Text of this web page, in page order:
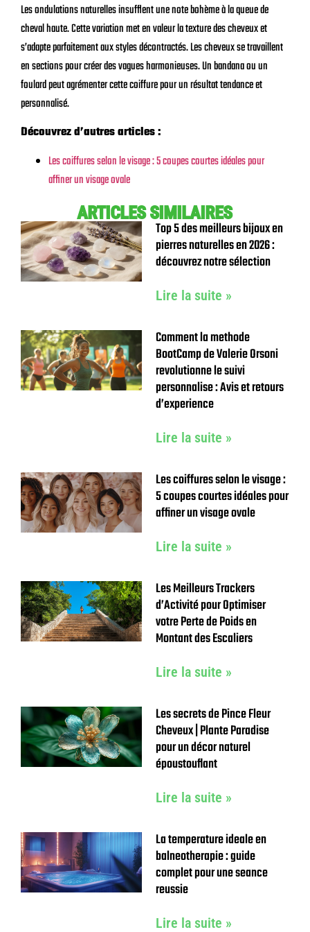
Les ondulations naturelles insufflent une note bohème à la queue de
cheval haute. Cette variation met en valeur la texture des cheveux et
s’adapte parfaitement aux styles décontractés. Les cheveux se travaillent
en sections pour créer des vagues harmonieuses. Un bandana ou un
foulard peut agrémenter cette coiffure pour un résultat tendance et
personnalisé.
Découvrez d’autres articles :
Les coiffures selon le visage : 5 coupes courtes idéales pour
affiner un visage ovale
ARTICLES SIMILAIRES
Top 5 des meilleurs bijoux en
pierres naturelles en 2026 :
découvrez notre sélection
Lire la suite »
Comment la methode
BootCamp de Valerie Orsoni
revolutionne le suivi
personnalise : Avis et retours
d’experience
Lire la suite »
Les coiffures selon le visage :
5 coupes courtes idéales pour
affiner un visage ovale
Lire la suite »
Les Meilleurs Trackers
d’Activité pour Optimiser
votre Perte de Poids en
Montant des Escaliers
Lire la suite »
Les secrets de Pince Fleur
Cheveux | Plante Paradise
pour un décor naturel
époustouflant
Lire la suite »
La temperature ideale en
balneotherapie : guide
complet pour une seance
reussie
Lire la suite »